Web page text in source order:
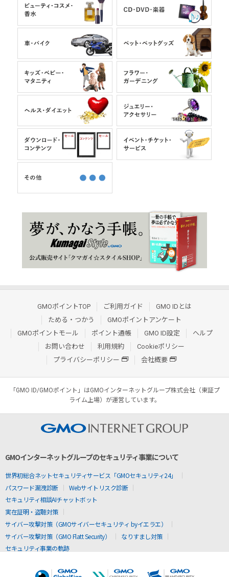
GMOポイントTOP ご利用ガイド
GMO IDとは
ためる・つかう
GMOポイントアンケート
GMOポイントモール
ポイント通帳 GMO ID設定
ヘルプ
お問い合わせ
利用規約
Cookieポリシー
プライバシーポリシー
会社概要
「GMO ID/GMOポイント」はGMOインターネットグループ株式会社（東証プ
ライム上場）が運営しています。
GMOインターネットグループのセキュリティ事業について
世界初総合ネットセキュリティサービス「GMOセキュリティ24」
パスワード漏洩診断
Webサイトリスク診断
セキュリティ相談AIチャットボット
実在証明・盗聴対策
サイバー攻撃対策（GMOサイバーセキュリティ byイエラエ）
サイバー攻撃対策（GMO Flatt Security）
なりすまし対策
セキュリティ事業の軌跡